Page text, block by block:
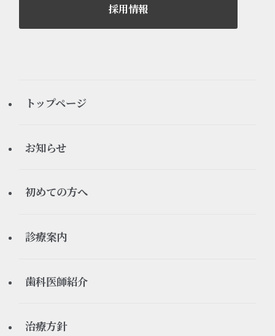
採用情報
トップページ
お知らせ
初めての方へ
診療案内
歯科医師紹介
治療方針